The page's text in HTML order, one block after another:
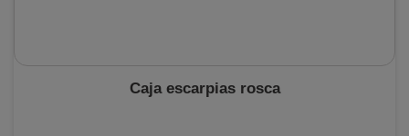
Caja escarpias rosca